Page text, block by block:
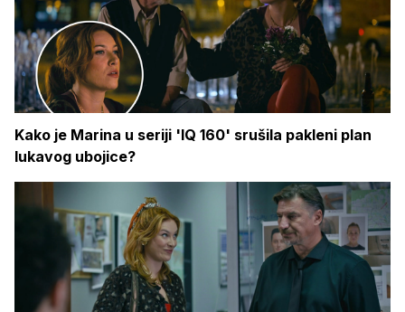
Kako je Marina u seriji 'IQ 160' srušila pakleni plan
lukavog ubojice?